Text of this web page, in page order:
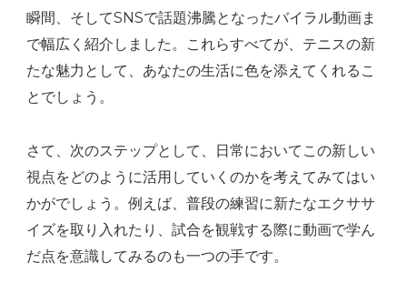
瞬間、そしてSNSで話題沸騰となったバイラル動画ま
で幅広く紹介しました。これらすべてが、テニスの新
たな魅力として、あなたの生活に色を添えてくれるこ
とでしょう。
さて、次のステップとして、日常においてこの新しい
視点をどのように活用していくのかを考えてみてはい
かがでしょう。例えば、普段の練習に新たなエクササ
イズを取り入れたり、試合を観戦する際に動画で学ん
だ点を意識してみるのも一つの手です。